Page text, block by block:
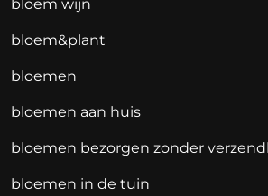
bloem wijn
bloem&plant
bloemen
bloemen aan huis
bloemen bezorgen zonder
bloemen in de tuin